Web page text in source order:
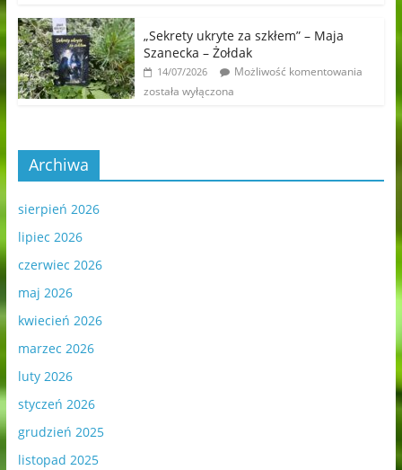
„Sekrety ukryte za szkłem” – Maja
Szanecka – Żołdak
14/07/2026
Możliwość komentowania
została wyłączona
Archiwa
sierpień 2026
lipiec 2026
czerwiec 2026
maj 2026
kwiecień 2026
marzec 2026
luty 2026
styczeń 2026
grudzień 2025
listopad 2025